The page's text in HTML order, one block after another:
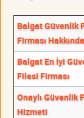
Balgat Güvenlik
Firması Hakkında
Balgat En İyi
Filesi Firması
Onaylı Güvenlik
Hizmeti